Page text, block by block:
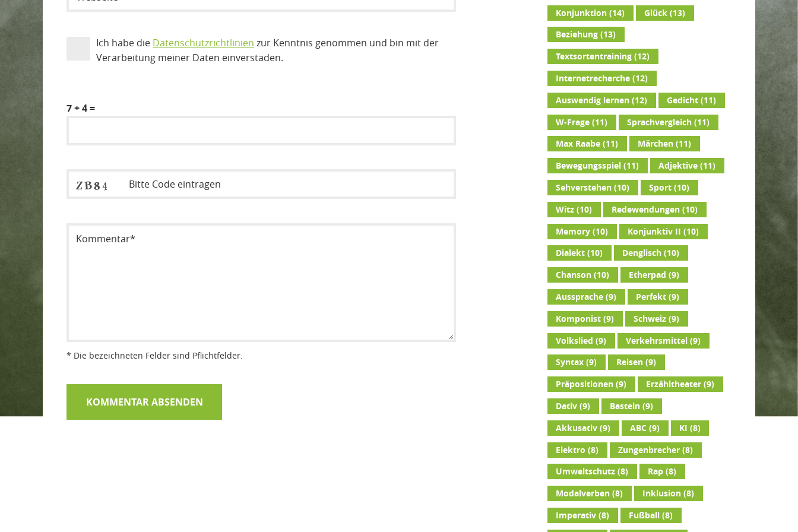
Ich habe die Datenschutzrichtlinien zur Kenntnis genommen und bin mit der
Verarbeitung meiner Daten einverstaden.
7 + 4 =
* Die bezeichneten Felder sind Pflichtfelder.
Konjunktion (14) Glück (13)
Beziehung (13)
Textsortentraining (12)
Internetrecherche (12)
Auswendig lernen (12) Gedicht (11)
W-Frage (11) Sprachvergleich (11)
Max Raabe (11) Märchen (11)
Bewegungsspiel (11) Adjektive (11)
Sehverstehen (10) Sport (10)
Witz (10) Redewendungen (10)
Memory (10) Konjunktiv II (10)
Dialekt (10) Denglisch (10)
Chanson (10) Etherpad (9)
Aussprache (9) Perfekt (9)
Komponist (9) Schweiz (9)
Volkslied (9) Verkehrsmittel (9)
Syntax (9) Reisen (9)
Präpositionen (9) Erzähltheater (9)
Dativ (9) Basteln (9)
Akkusativ (9) ABC (9) KI (8)
Elektro (8) Zungenbrecher (8)
Umweltschutz (8) Rap (8)
Modalverben (8) Inklusion (8)
Imperativ (8) Fußball (8)